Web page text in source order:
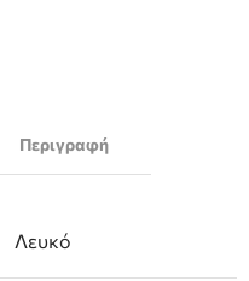
Λευκό
Περιγραφή